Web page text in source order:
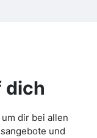
dich
dir bei allen
und